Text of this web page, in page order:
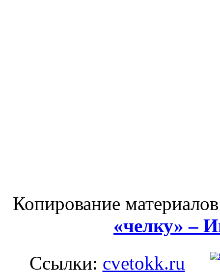
Копирование
«челку» –
Ссылки: cvetokk.ru